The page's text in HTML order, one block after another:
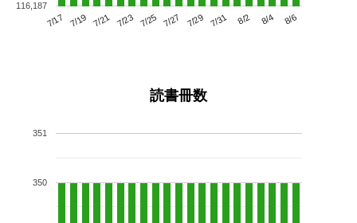
7/17 7/19 7/21 7/23 7/25 7/27 7/29 7/31 8/2 8/4 8/6
116,187
読書冊数
350
351